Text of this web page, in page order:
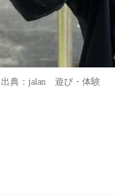
出典：jalan 遊び・体験